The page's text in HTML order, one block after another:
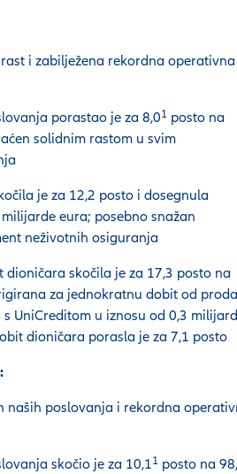
i zabilježena rekordna operativna
porastao je za 8,01 posto na
solidnim rastom u svim
je za 12,2 posto i dosegnula
eura; posebno snažan
neživotnih osiguranja
dioničara skočila je za 17,3 posto na
za jednokratnu dobit od
UniCreditom u iznosu od 0,3
dioničara porasla je za 7,1 posto
naših poslovanja i rekordna
skočio je za 10,11 posto na